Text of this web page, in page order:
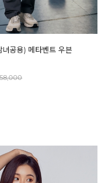
공용) 메타벤트 우븐